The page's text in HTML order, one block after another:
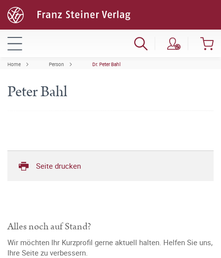
Home Person Dr. Peter Bahl
Peter Bahl
Seite drucken
Alles noch auf Stand?
Wir möchten Ihr Kurzprofil gerne aktuell halten. Helfen Sie uns,
Ihre Seite zu verbessern.